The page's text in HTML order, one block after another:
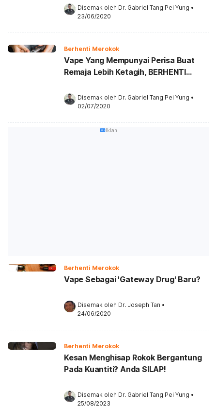
Disemak oleh Dr. Gabriel Tang Pei Yung •
23/06/2020
Berhenti Merokok
Vape Yang Mempunyai Perisa Buat
Remaja Lebih Ketagih, BERHENTI
Disemak oleh Dr. Gabriel Tang Pei Yung •
02/07/2020
Iklan
Berhenti Merokok
Vape Sebagai 'Gateway Drug' Baru?
Disemak oleh Dr. Joseph Tan •
24/06/2020
Berhenti Merokok
Kesan Menghisap Rokok Bergantung
Pada Kuantiti? Anda SILAP!
Disemak oleh Dr. Gabriel Tang Pei Yung •
25/08/2023